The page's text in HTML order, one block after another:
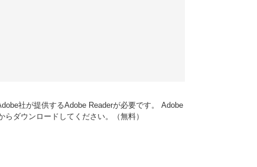
社が提供するAdobe Readerが必要です。
Adobe
ダウンロードしてください。（無料）